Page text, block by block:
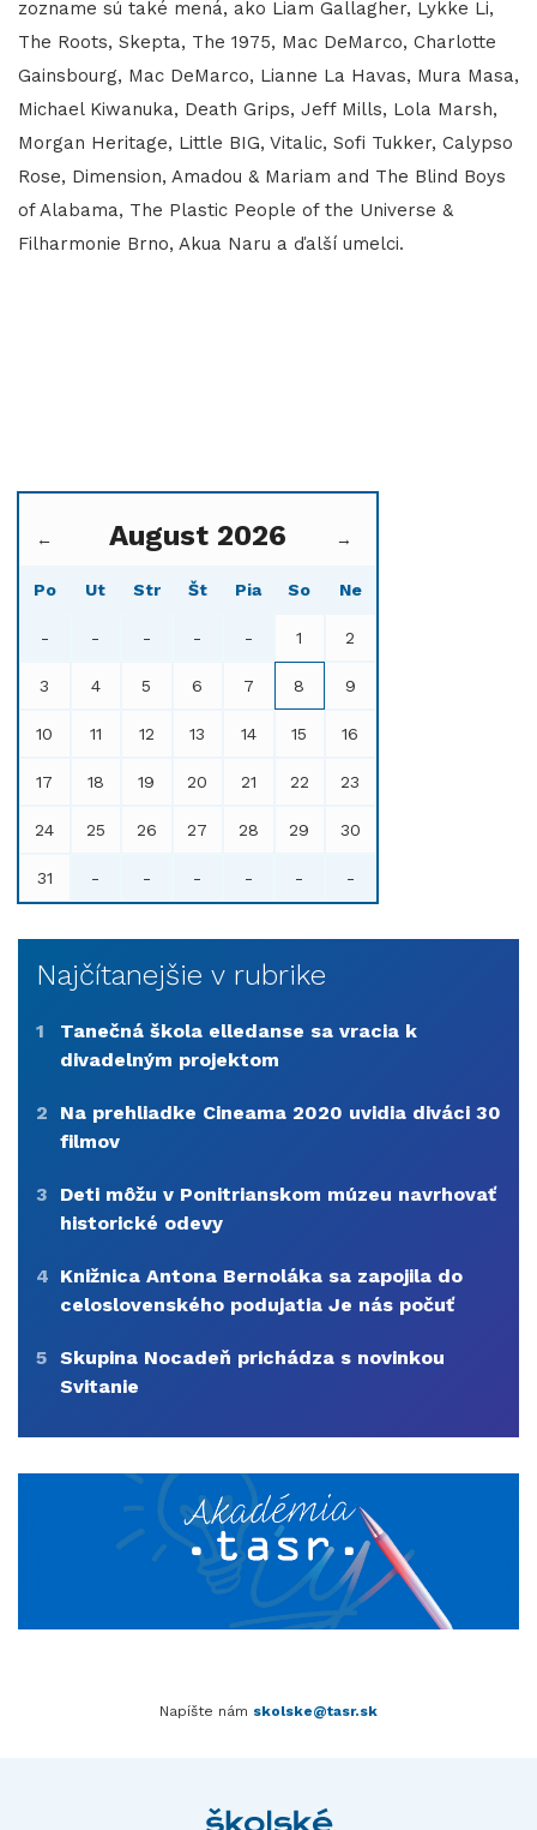
zozname sú také mená, ako Liam Gallagher, Lykke Li,
The Roots, Skepta, The 1975, Mac DeMarco, Charlotte
Gainsbourg, Mac DeMarco, Lianne La Havas, Mura Masa,
Michael Kiwanuka, Death Grips, Jeff Mills, Lola Marsh,
Morgan Heritage, Little BIG, Vitalic, Sofi Tukker, Calypso
Rose, Dimension, Amadou & Mariam and The Blind Boys
of Alabama, The Plastic People of the Universe &
Filharmonie Brno, Akua Naru a ďalší umelci.
← August 2026 →
Po Ut Str Št Pia So Ne
- - - - - 1 2
3 4 5 6 7 8 9
10 11 12 13 14 15 16
17 18 19 20 21 22 23
24 25 26 27 28 29 30
31 - - - - - -
Najčítanejšie v rubrike
1
Tanečná škola elledanse sa vracia k
divadelným projektom
2
Na prehliadke Cineama 2020 uvidia diváci 30
filmov
3
Deti môžu v Ponitrianskom múzeu navrhovať
historické odevy
4 Knižnica Antona Bernoláka sa zapojila do
celoslovenského podujatia Je nás počuť
5 Skupina Nocadeň prichádza s novinkou
Svitanie
Napíšte nám skolske@tasr.sk